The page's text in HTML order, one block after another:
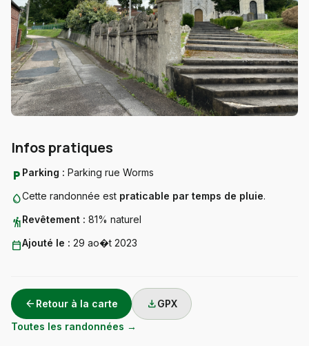
Infos pratiques
local_parking Parking : Parking rue Worms
water_dropCette randonnée est praticable par temps de pluie.
hikingRevêtement : 81% naturel
calendar_todayAjouté le : 29 ao�t 2023
arrow_back Retour à la carte downloadGPX
Toutes les randonnées →